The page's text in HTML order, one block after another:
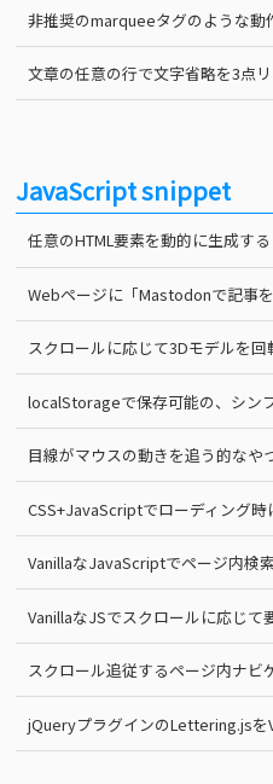
非推奨のmarqueeタグのような動
文章の任意の行で文字省略を3点
JavaScript snippet
任意のHTML要素を動的に生成する
Webページに「Mastodonで記事
スクロールに応じて3Dモデルを回
localStorageで保存可能の、シン
目線がマウスの動きを追う的なや
CSS+JavaScriptでローディング
VanillaなJavaScriptでページ内検索
VanillaなJSでスクロールに応じて
スクロール追従するページ内ナビ
jQueryプラグインのLettering.jsを